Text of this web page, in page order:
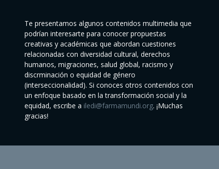
Te presentamos algunos contenidos multimedia que
podrían interesarte para conocer propuestas
creativas y académicas que abordan cuestiones
relacionadas con diversidad cultural, derechos
humanos, migraciones, salud global, racismo y
discrminación o equidad de género
(interseccionalidad). Si conoces otros contenidos con
un enfoque basado en la transformación social y la
equidad, escribe a iledi@farmamundi.org. ¡Muchas
gracias!